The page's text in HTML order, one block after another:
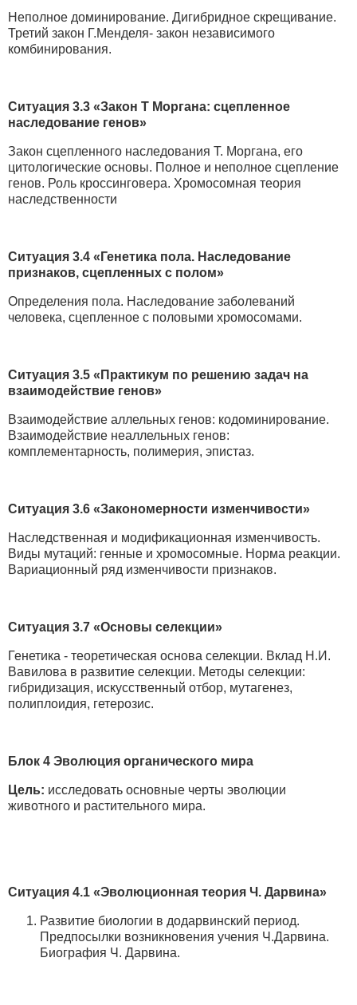
Неполное доминирование. Дигибридное скрещивание.
Третий закон Г.Менделя- закон независимого
комбинирования.
Ситуация 3.3 «Закон Т Моргана: сцепленное
наследование генов»
Закон сцепленного наследования Т. Моргана, его
цитологические основы. Полное и неполное сцепление
генов. Роль кроссинговера. Хромосомная теория
наследственности
Ситуация 3.4 «Генетика пола. Наследование
признаков, сцепленных с полом»
Определения пола. Наследование заболеваний
человека, сцепленное с половыми хромосомами.
Ситуация 3.5 «Практикум по решению задач на
взаимодействие генов»
Взаимодействие аллельных генов: кодоминирование.
Взаимодействие неаллельных генов:
комплементарность, полимерия, эпистаз.
Ситуация 3.6 «Закономерности изменчивости»
Наследственная и модификационная изменчивость.
Виды мутаций: генные и хромосомные. Норма реакции.
Вариационный ряд изменчивости признаков.
Ситуация 3.7 «Основы селекции»
Генетика - теоретическая основа селекции. Вклад Н.И.
Вавилова в развитие селекции. Методы селекции:
гибридизация, искусственный отбор, мутагенез,
полиплоидия, гетерозис.
Блок 4 Эволюция органического мира
Цель: исследовать основные черты эволюции
животного и растительного мира.
Ситуация 4.1 «Эволюционная теория Ч. Дарвина»
Развитие биологии в додарвинский период.
Предпосылки возникновения учения Ч.Дарвина.
Биография Ч. Дарвина.